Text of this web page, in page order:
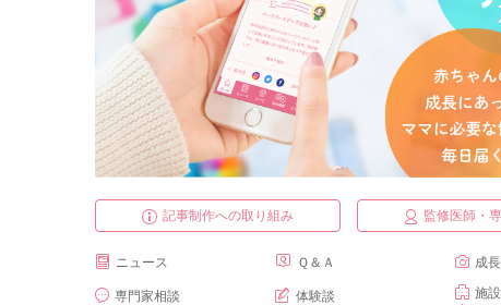
記事制作への取り組み 監修医師・
ニュース
専門家相談
Ｑ＆Ａ
体験談
成
施